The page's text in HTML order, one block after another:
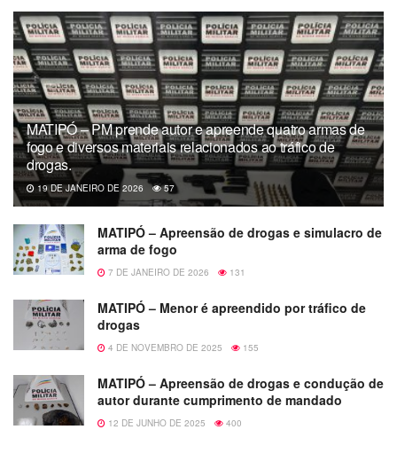
MATIPÓ – PM prende autor e apreende quatro armas de
fogo e diversos materiais relacionados ao tráfico de
drogas.
19 DE JANEIRO DE 2026 57
MATIPÓ – Apreensão de drogas e simulacro de
arma de fogo
7 DE JANEIRO DE 2026 131
MATIPÓ – Menor é apreendido por tráfico de
drogas
4 DE NOVEMBRO DE 2025 155
MATIPÓ – Apreensão de drogas e condução de
autor durante cumprimento de mandado
12 DE JUNHO DE 2025 400